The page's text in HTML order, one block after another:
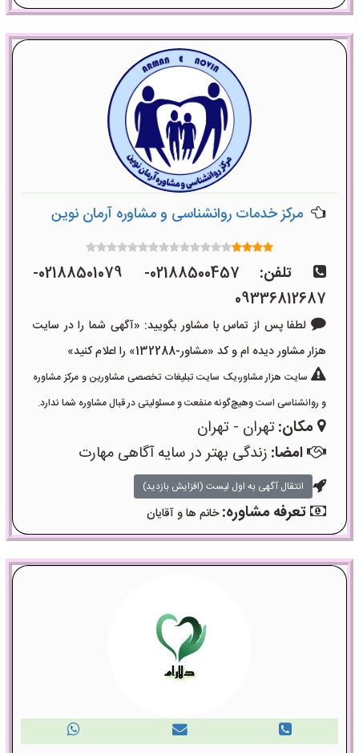
مرکز خدمات روانشناسی و مشاوره آرمان نوین
تلفن:
02188500457- 02188501079-
09336812687
لطفا پس از تماس با مشاور بگویید: «آگهی شما را در سایت
هزار مشاور دیده ام و کد «مشاور-132288» را اعلام کنید»
سایت هزار مشاور،یک سایت تبلیغات تخصصی مشاورین و مرکز مشاوره
و روانشناسی است وهیچ‌گونه منفعت و مسئولیتی در قبال مشاوره شما ندارد.
مکان:تهران - تهران
امضا: زندگی بهتر در سایه آگاهی مهارت
انتقال آگهی به اول لیست (افزایش بازدید)
تعرفه مشاوره:خانم ها و آقایان